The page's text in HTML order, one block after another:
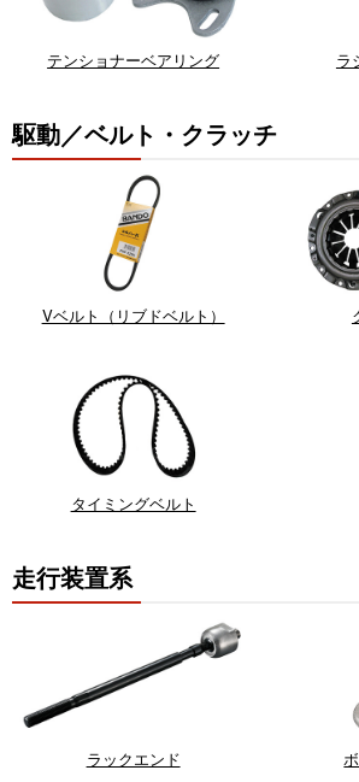
テンショナーベアリング ラ
駆動／ベルト・クラッチ
Vベルト（リブドベルト）
タイミングベルト
走行装置系
ラックエンド